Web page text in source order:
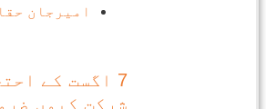
امیرجان
7 اگست کے
شرکت کیوں